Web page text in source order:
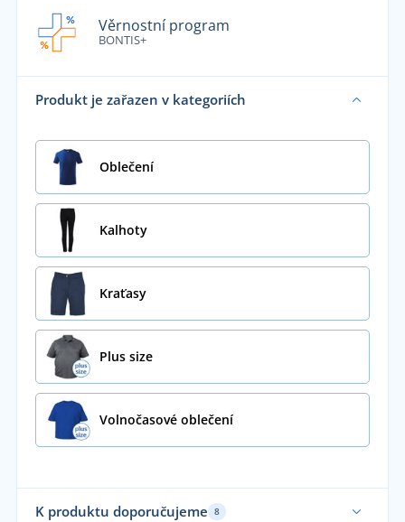
Věrnostní program
BONTIS+
Produkt je zařazen v kategoriích
Oblečení
Kalhoty
Kraťasy
Plus size
Volnočasové oblečení
K produktu doporučujeme 8